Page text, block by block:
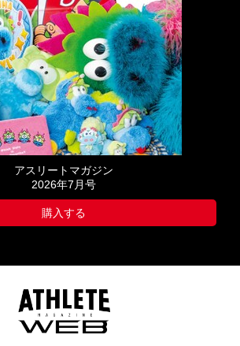
アスリートマガジン
2026年7月号
購入する